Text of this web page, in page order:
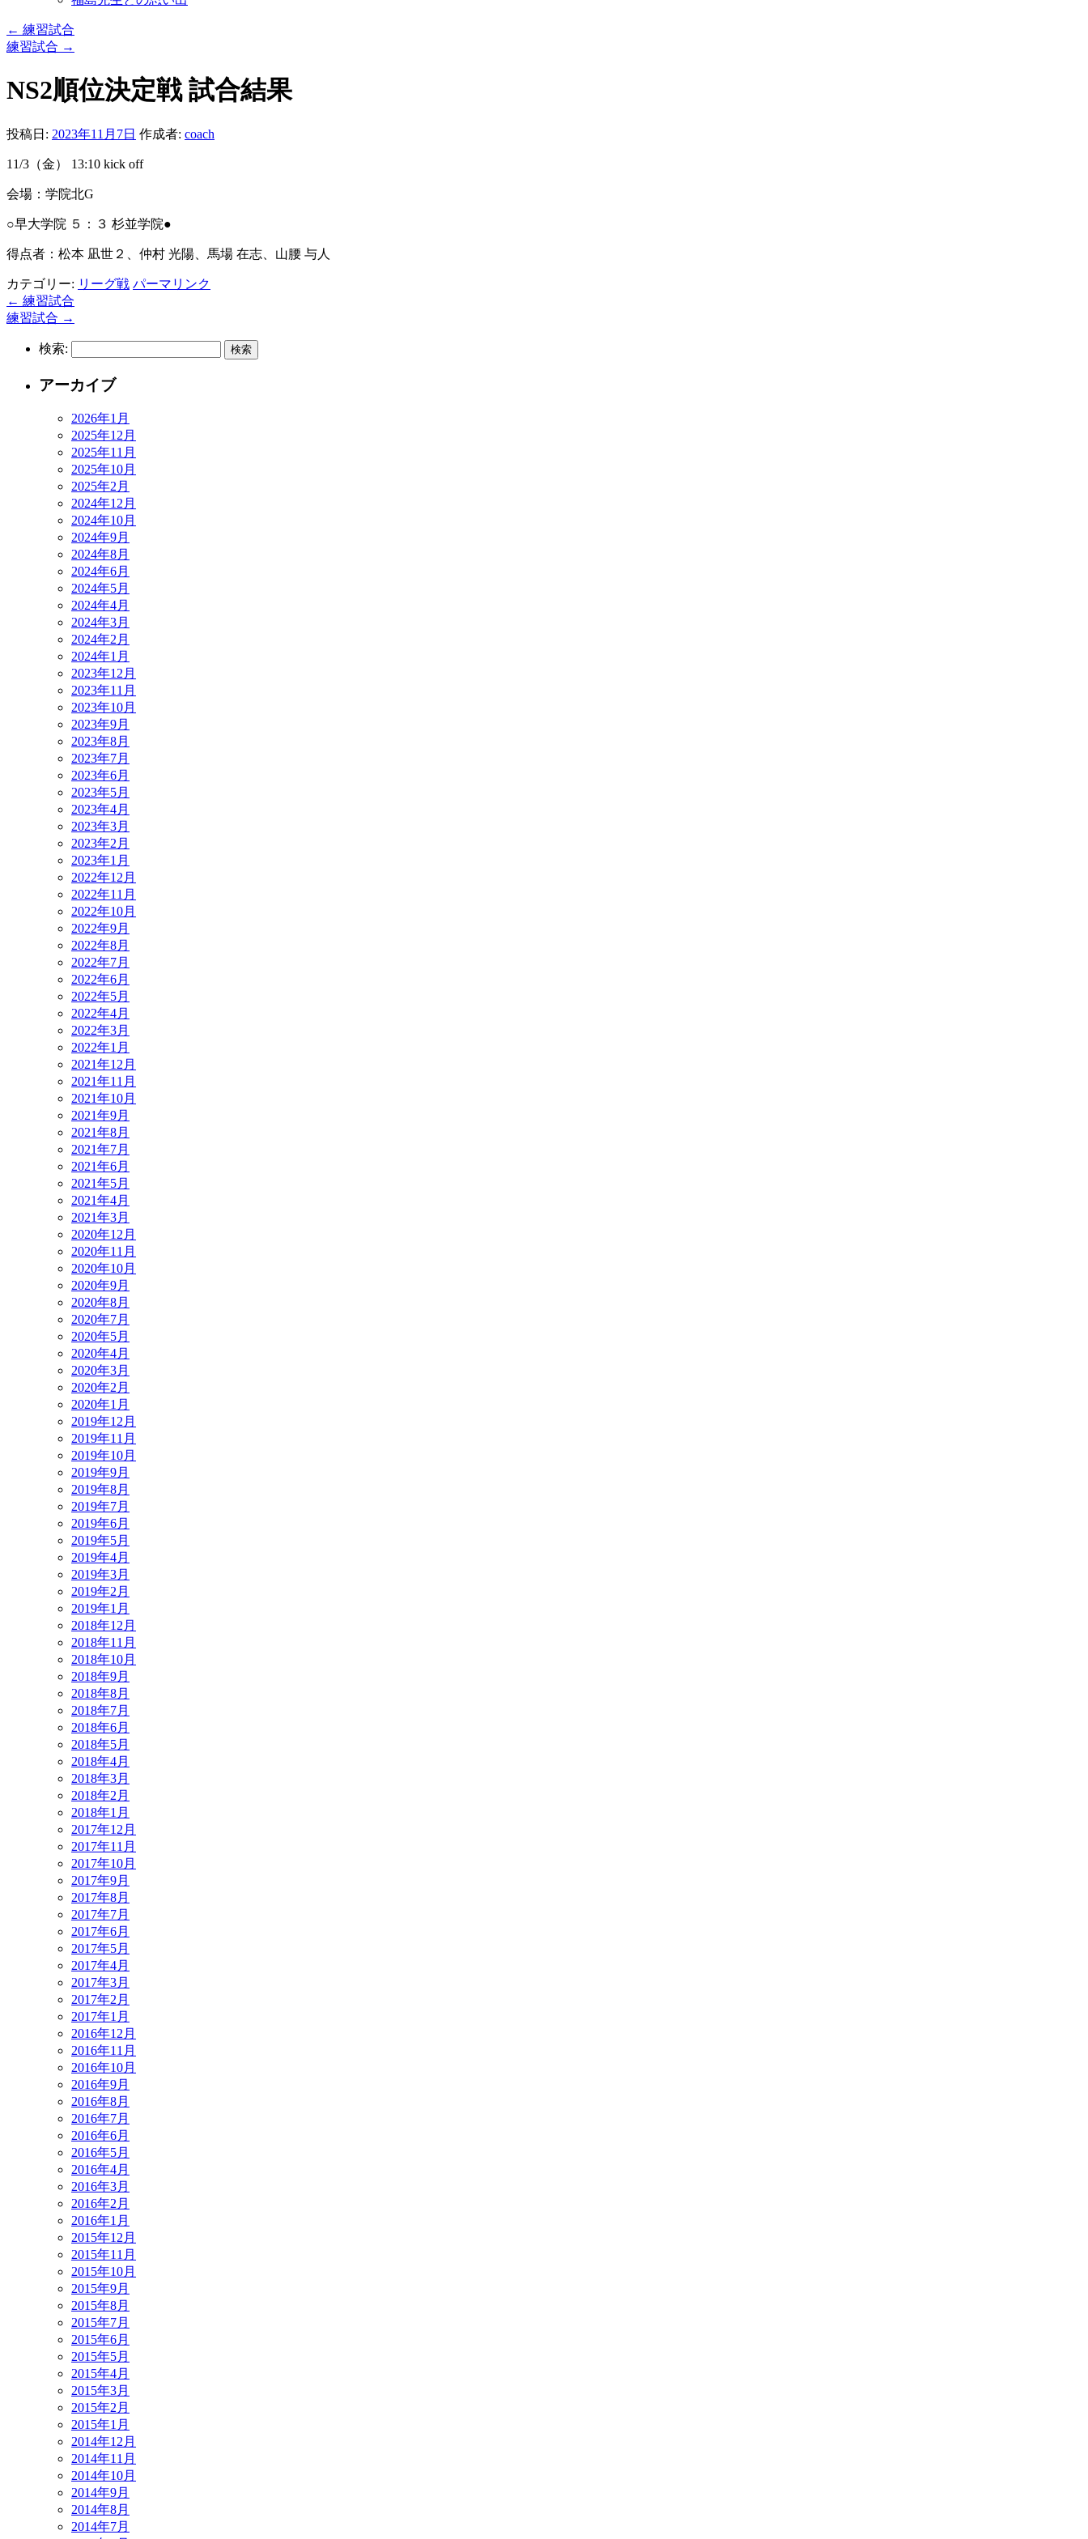
← 練習試合
練習試合 →
NS2順位決定戦 試合結果
投稿日: 2023年11月7日 作成者: coach
11/3（金） 13:10 kick off
会場：学院北G
○早大学院 ５：３ 杉並学院●
得点者：松本 凪世２、仲村 光陽、馬場 在志、山腰 与人
カテゴリー: リーグ戦 パーマリンク
← 練習試合
練習試合 →
検索:
アーカイブ
2026年1月
2025年12月
2025年11月
2025年10月
2025年2月
2024年12月
2024年10月
2024年9月
2024年8月
2024年6月
2024年5月
2024年4月
2024年3月
2024年2月
2024年1月
2023年12月
2023年11月
2023年10月
2023年9月
2023年8月
2023年7月
2023年6月
2023年5月
2023年4月
2023年3月
2023年2月
2023年1月
2022年12月
2022年11月
2022年10月
2022年9月
2022年8月
2022年7月
2022年6月
2022年5月
2022年4月
2022年3月
2022年1月
2021年12月
2021年11月
2021年10月
2021年9月
2021年8月
2021年7月
2021年6月
2021年5月
2021年4月
2021年3月
2020年12月
2020年11月
2020年10月
2020年9月
2020年8月
2020年7月
2020年5月
2020年4月
2020年3月
2020年2月
2020年1月
2019年12月
2019年11月
2019年10月
2019年9月
2019年8月
2019年7月
2019年6月
2019年5月
2019年4月
2019年3月
2019年2月
2019年1月
2018年12月
2018年11月
2018年10月
2018年9月
2018年8月
2018年7月
2018年6月
2018年5月
2018年4月
2018年3月
2018年2月
2018年1月
2017年12月
2017年11月
2017年10月
2017年9月
2017年8月
2017年7月
2017年6月
2017年5月
2017年4月
2017年3月
2017年2月
2017年1月
2016年12月
2016年11月
2016年10月
2016年9月
2016年8月
2016年7月
2016年6月
2016年5月
2016年4月
2016年3月
2016年2月
2016年1月
2015年12月
2015年11月
2015年10月
2015年9月
2015年8月
2015年7月
2015年6月
2015年5月
2015年4月
2015年3月
2015年2月
2015年1月
2014年12月
2014年11月
2014年10月
2014年9月
2014年8月
2014年7月